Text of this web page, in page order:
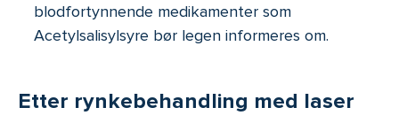
blodfortynnende medikamenter som
Acetylsalisylsyre bør legen informeres om.
Etter rynkebehandling med laser